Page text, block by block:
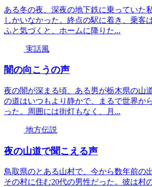
ある冬の夜、深夜の地下鉄に乗っていた
しかいなかった。終点の駅に着き、乗客
ふと気づくと、ホームに降りた...
実話風
闇の向こうの声
夜の闇が深まる頃、ある男が栃木県の山
の道はいつもより静かで、まるで世界か
った。周囲には街灯もなく、月...
地方伝説
夜の山道で聞こえる声
鳥取県のとある山村で、今から数年前の
その村に住む20代の男性だった。彼は村